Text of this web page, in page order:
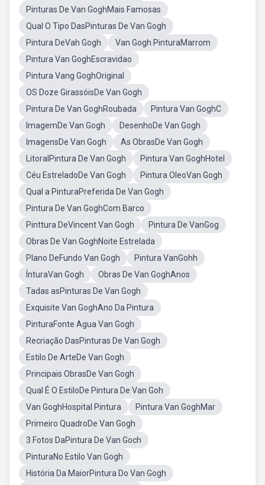
Pinturas De Van GoghMais Famosas
Qual O Tipo DasPinturas De Van Gogh
Pintura DeVah Gogh
Van Gogh PinturaMarrom
Pintura Van GoghEscravidao
Pintura Vang GoghOriginal
OS Doze GirassóisDe Van Gogh
Pintura De Van GoghRoubada
Pintura Van GoghC
ImagemDe Van Gogh
DesenhoDe Van Gogh
ImagensDe Van Gogh
As ObrasDe Van Gogh
LitoralPintura De Van Gogh
Pintura Van GoghHotel
Céu EstreladoDe Van Gogh
Pintura OleoVan Gogh
Qual a PinturaPreferida De Van Gogh
Pintura De Van GoghCom Barco
Pinttura DeVincent Van Gogh
Pintura De VanGog
Obras De Van GoghNoite Estrelada
Plano DeFundo Van Gogh
Pintura VanGohh
ÍnturaVan Gogh
Obras De Van GoghAnos
Tadas asPinturas De Van Gogh
Exquisite Van GoghAno Da Pintura
PinturaFonte Agua Van Gogh
Recriação DasPinturas De Van Gogh
Estilo De ArteDe Van Gogh
Principais ObrasDe Van Gogh
Qual É O EstiloDe Pintura De Van Goh
Van GoghHospital Pintura
Pintura Van GoghMar
Primeiro QuadroDe Van Gogh
3 Fotos DaPintura De Van Goch
PinturaNo Estilo Van Gogh
História Da MaiorPintura Do Van Gogh